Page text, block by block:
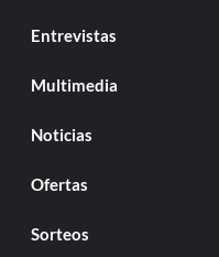
Entrevistas
Multimedia
Noticias
Ofertas
Sorteos